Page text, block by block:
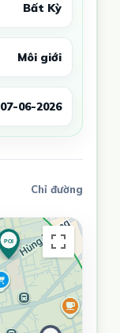
Bất Kỳ
Môi giới
07-06-2026
Chỉ đường